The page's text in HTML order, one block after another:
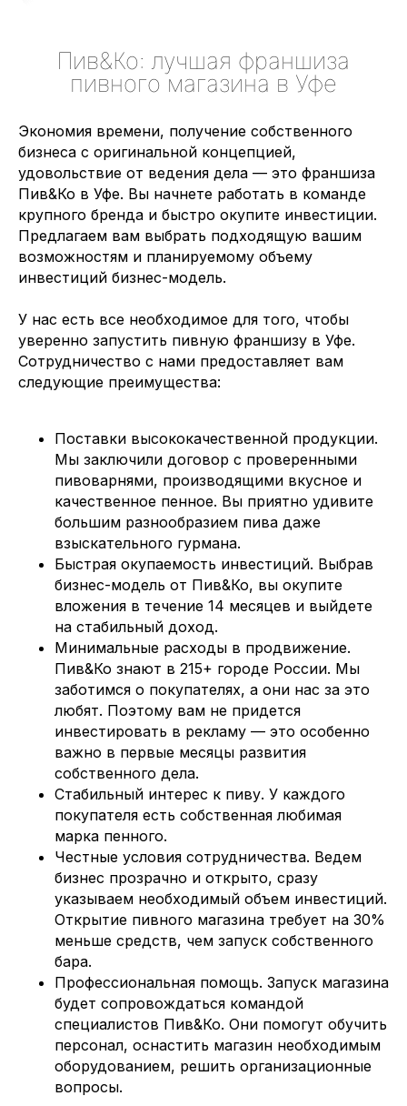
пивного магазина в Уфе
Экономия времени, получение собственного
бизнеса с оригинальной концепцией,
удовольствие от ведения дела — это франшиза
Пив&Ко в Уфе. Вы начнете работать в команде
крупного бренда и быстро окупите инвестиции.
Предлагаем вам выбрать подходящую вашим
возможностям и планируемому объему
инвестиций бизнес-модель.
У нас есть все необходимое для того, чтобы
уверенно запустить пивную франшизу в Уфе.
Сотрудничество с нами предоставляет вам
следующие преимущества:
Поставки высококачественной продукции.
Мы заключили договор с проверенными
пивоварнями, производящими вкусное и
качественное пенное. Вы приятно удивите
большим разнообразием пива даже
взыскательного гурмана.
Быстрая окупаемость инвестиций. Выбрав
бизнес-модель от Пив&Ко, вы окупите
вложения в течение 14 месяцев и выйдете
на стабильный доход.
Минимальные расходы в продвижение.
Пив&Ко знают в 215+ городе России. Мы
заботимся о покупателях, а они нас за это
любят. Поэтому вам не придется
инвестировать в рекламу — это особенно
важно в первые месяцы развития
собственного дела.
Стабильный интерес к пиву. У каждого
покупателя есть собственная любимая
марка пенного.
Честные условия сотрудничества. Ведем
бизнес прозрачно и открыто, сразу
указываем необходимый объем инвестиций.
Открытие пивного магазина требует на 30%
меньше средств, чем запуск собственного
бара.
Профессиональная помощь. Запуск магазина
будет сопровождаться командой
специалистов Пив&Ко. Они помогут обучить
персонал, оснастить магазин необходимым
оборудованием, решить организационные
вопросы.